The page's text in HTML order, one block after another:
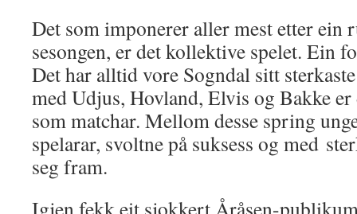
Det som imponerer aller mest etter ein
sesongen, er det kollektive spelet. Ein
Det har alltid vore Sogndal sitt
med Udjus, Hovland, Elvis og Bakke
som matchar. Mellom desse spring
spelarar, svoltne på suksess og med
seg fram.
Igjen fekk eit sjokkert Åråsen-